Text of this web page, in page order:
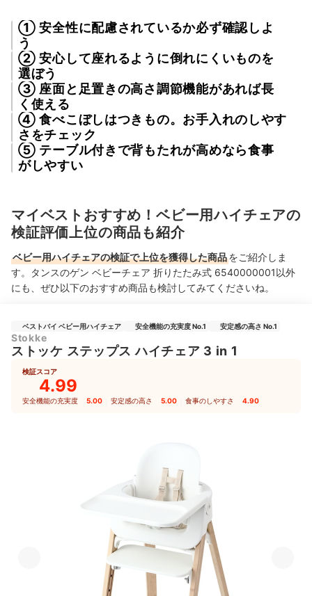
① 安全性に配慮されているか必ず確認しよ
う
② 安心して座れるように倒れにくいものを
選ぼう
③ 座面と足置きの高さ調節機能があれば長
く使える
④ 食べこぼしはつきもの。お手入れのしやす
さをチェック
⑤ テーブル付きで背もたれが高めなら食事
がしやすい
マイベストおすすめ！ベビー用ハイチェアの
検証評価上位の商品も紹介
ベビー用ハイチェアの検証で上位を獲得した商品をご紹介しま
す。タンスのゲン ベビーチェア 折りたたみ式 6540000001以外
にも、ぜひ以下のおすすめ商品も検討してみてくださいね。
ベストバイ ベビー用ハイチェア 安全機能の充実度 No.1 安定感の高さ No.1
Stokke
ストッケ ステップス ハイチェア 3 in 1
検証スコア
4.99
安全機能の充実度 5.00 安定感の高さ 5.00 食事のしやすさ 4.90